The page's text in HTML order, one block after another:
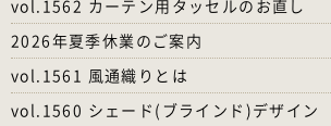
vol.1562 カーテン用タッセルのお直し
2026年夏季休業のご案内
vol.1561 風通織りとは
vol.1560 シェード(ブラインド)デザイン